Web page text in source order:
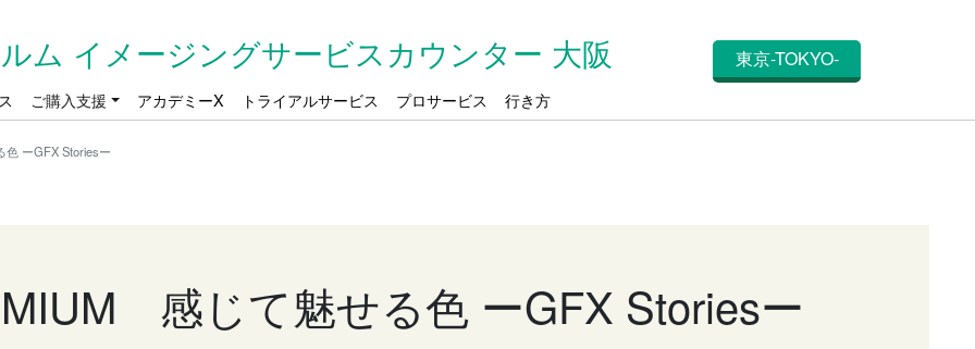
ム イメージングサービスカウンター 大阪 東京-TOKYO-
ご購入支援 アカデミーX トライアルサービス プロサービス 行き方
ーGFX Storiesー
感じて魅せる色 ーGFX Storiesー